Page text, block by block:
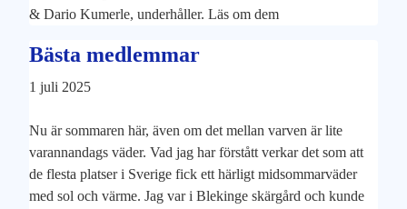
& Dario Kumerle, underhåller. Läs om dem
Bästa medlemmar
1 juli 2025
Nu är sommaren här, även om det mellan varven är lite
varannandags väder. Vad jag har förstått verkar det som att
de flesta platser i Sverige fick ett härligt midsommarväder
med sol och värme. Jag var i Blekinge skärgård och kunde